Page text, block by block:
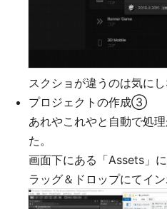
スクショが違うのは気に
プロジェクトの作成③
あれやこれやと自動で処
た。
画面下にある「Assets」
ラッグ＆ドロップにてイン